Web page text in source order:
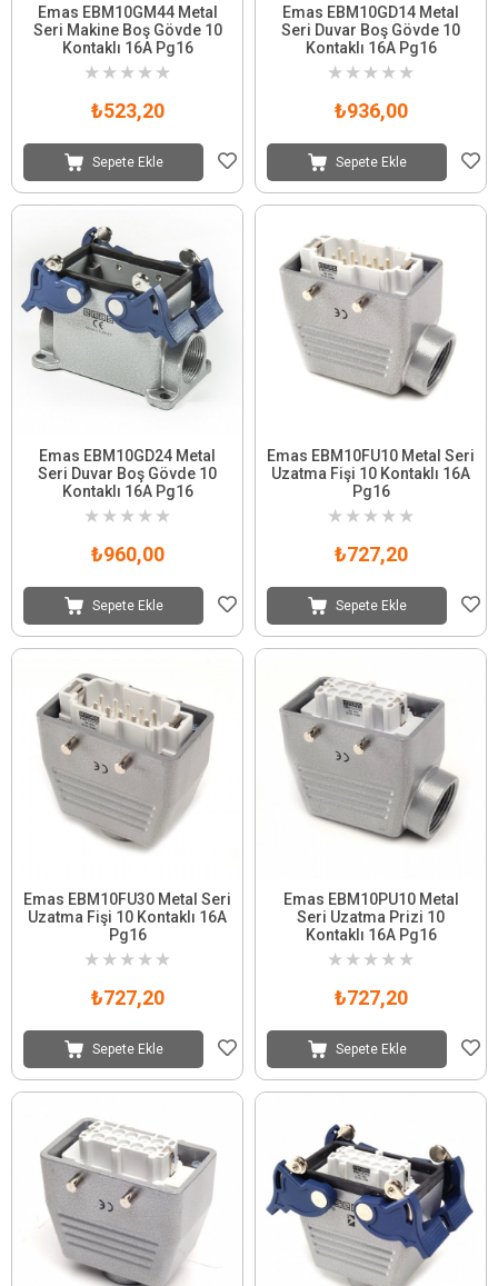
Emas EBM10GM44 Metal
Seri Makine Boş Gövde 10
Kontaklı 16A Pg16
★ ★ ★ ★ ★
₺523,20
Sepete Ekle
Emas EBM10GD14 Metal
Seri Duvar Boş Gövde 10
Kontaklı 16A Pg16
★ ★ ★ ★ ★
₺936,00
Sepete Ekle
Emas EBM10GD24 Metal
Seri Duvar Boş Gövde 10
Kontaklı 16A Pg16
★ ★ ★ ★ ★
₺960,00
Sepete Ekle
Emas EBM10FU10 Metal Seri
Uzatma Fişi 10 Kontaklı 16A
Pg16
★ ★ ★ ★ ★
₺727,20
Sepete Ekle
Emas EBM10FU30 Metal Seri
Uzatma Fişi 10 Kontaklı 16A
Pg16
★ ★ ★ ★ ★
₺727,20
Sepete Ekle
Emas EBM10PU10 Metal
Seri Uzatma Prizi 10
Kontaklı 16A Pg16
★ ★ ★ ★ ★
₺727,20
Sepete Ekle